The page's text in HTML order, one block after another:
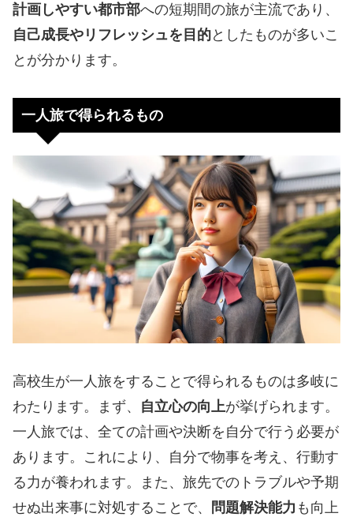
計画しやすい都市部への短期間の旅が主流であり、
自己成長やリフレッシュを目的としたものが多いこ
とが分かります。
一人旅で得られるもの
高校生が一人旅をすることで得られるものは多岐に
わたります。まず、 自立心の向上が挙げられます。
一人旅では、全ての計画や決断を自分で行う必要が
あります。これにより、自分で物事を考え、行動す
る力が養われます。また、旅先でのトラブルや予期
せぬ出来事に対処することで、
問題解決能力 も向上